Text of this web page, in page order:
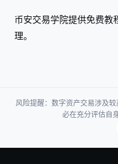
币安交易学院提供免费教
理。
风险提醒：数字资产交易涉及
必在充分评估自